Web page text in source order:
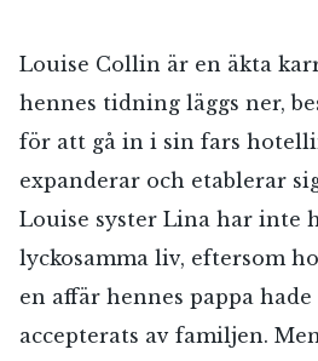
ÅNGRA OCH
Louise Collin är en äkta
hennes tidning läggs ner,
för att gå in i sin fars
expanderar och etablerar
Louise syster Lina har inte
lyckosamma liv, eftersom
en affär hennes pappa
accepterats av familjen.